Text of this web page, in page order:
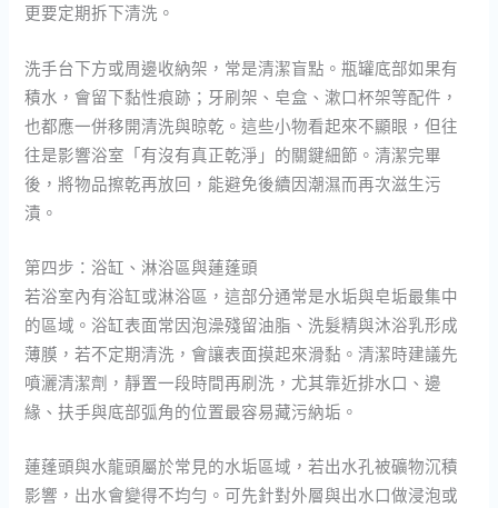
更要定期拆下清洗。
洗手台下方或周邊收納架，常是清潔盲點。瓶罐底部如果有
積水，會留下黏性痕跡；牙刷架、皂盒、漱口杯架等配件，
也都應一併移開清洗與晾乾。這些小物看起來不顯眼，但往
往是影響浴室「有沒有真正乾淨」的關鍵細節。清潔完畢
後，將物品擦乾再放回，能避免後續因潮濕而再次滋生污
漬。
第四步：浴缸、淋浴區與蓮蓬頭
若浴室內有浴缸或淋浴區，這部分通常是水垢與皂垢最集中
的區域。浴缸表面常因泡澡殘留油脂、洗髮精與沐浴乳形成
薄膜，若不定期清洗，會讓表面摸起來滑黏。清潔時建議先
噴灑清潔劑，靜置一段時間再刷洗，尤其靠近排水口、邊
緣、扶手與底部弧角的位置最容易藏污納垢。
蓮蓬頭與水龍頭屬於常見的水垢區域，若出水孔被礦物沉積
影響，出水會變得不均勻。可先針對外層與出水口做浸泡或